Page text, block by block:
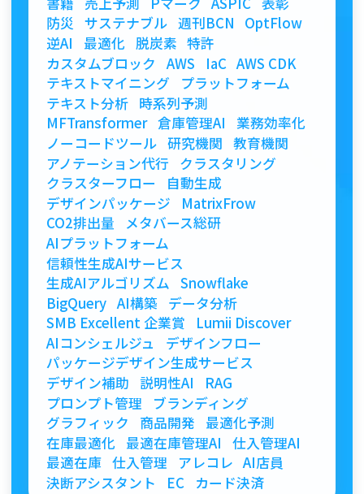
防災 サステナブル 週刊BCN
OptFlow
逆AI
最適化 脱炭素 特許
カスタムブロック
AWS IaC AWS CDK
テキストマイニング
プラットフォーム
テキスト分析 時系列予測
MFTransformer 倉庫管理AI
業務効率化
ノーコードツール 研究機関 教育機関
アノテーション代行
クラスタリング
クラスターフロー
自動生成
デザインパッケージ
MatrixFrow
CO2排出量
メタバース総研
AIプラットフォーム
信頼性生成AIサービス
生成AIアルゴリズム Snowflake
BigQuery AI構築
データ分析
SMB Excellent 企業賞
Lumii Discover
AIコンシェルジュ
デザインフロー
パッケージデザイン生成サービス
デザイン補助 説明性AI
RAG
プロンプト管理
ブランディング
グラフィック
商品開発
最適化予測
在庫最適化 最適在庫管理AI
仕入管理AI
最適在庫 仕入管理 アレコレ AI店員
決断アシスタント
EC カード決済